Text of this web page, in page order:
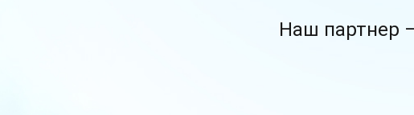
Наш партнер